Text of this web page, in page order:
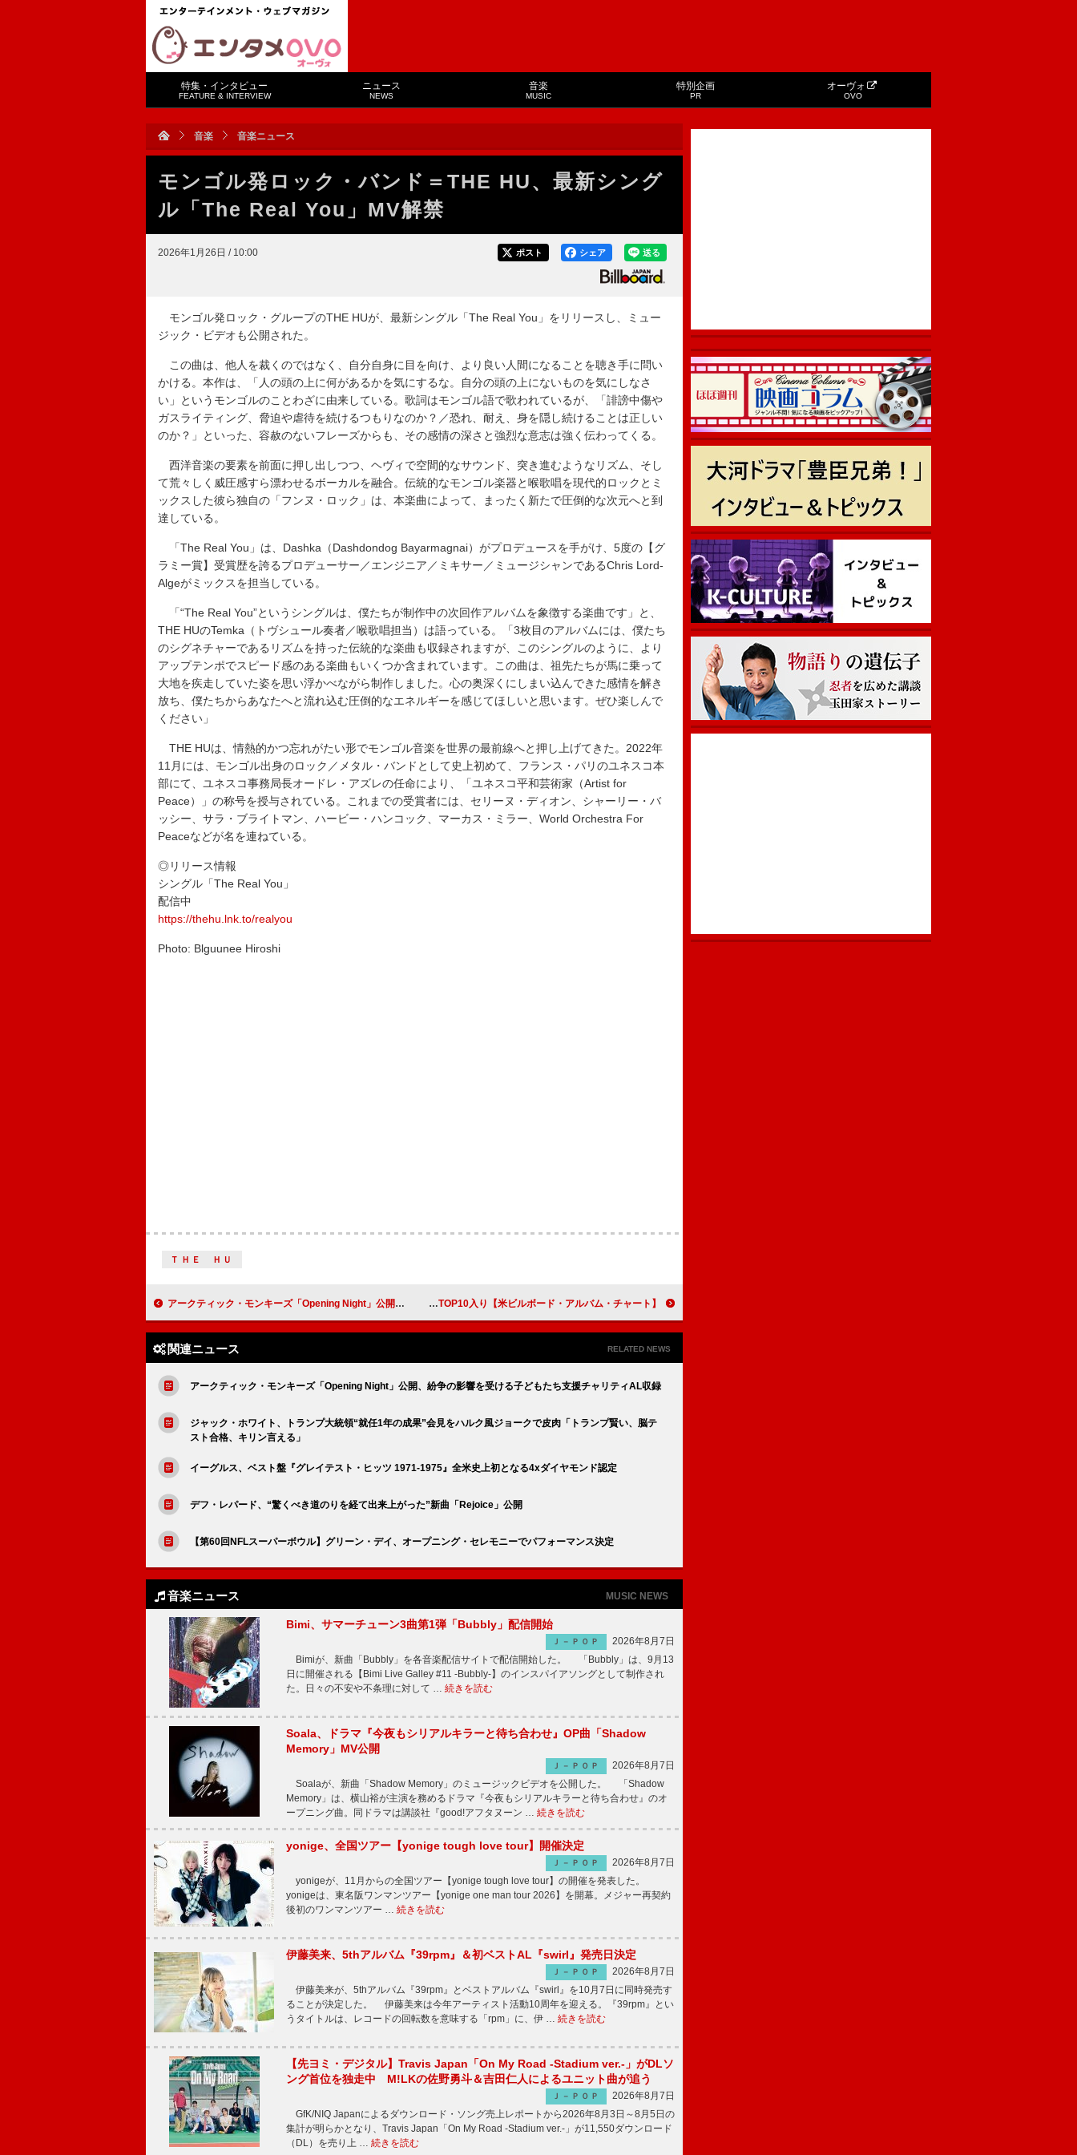
特集・インタビュー
FEATURE & INTERVIEW
ニュース
NEWS
音楽
MUSIC
特別企画
PR
オーヴォ
OVO
音楽 音楽ニュース
モンゴル発ロック・バンド＝THE HU、最新シング
ル「The Real You」MV解禁
2026年1月26日 / 10:00 送る
シェア
ポスト
モンゴル発ロック・グループのTHE HUが、最新シングル「The Real You」をリリースし、ミュー
ジック・ビデオも公開された。
この曲は、他人を裁くのではなく、自分自身に目を向け、より良い人間になることを聴き手に問い
かける。本作は、「人の頭の上に何があるかを気にするな。自分の頭の上にないものを気にしなさ
い」というモンゴルのことわざに由来している。歌詞はモンゴル語で歌われているが、「誹謗中傷や
ガスライティング、脅迫や虐待を続けるつもりなのか？／恐れ、耐え、身を隠し続けることは正しい
のか？」といった、容赦のないフレーズからも、その感情の深さと強烈な意志は強く伝わってくる。
西洋音楽の要素を前面に押し出しつつ、ヘヴィで空間的なサウンド、突き進むようなリズム、そし
て荒々しく威圧感すら漂わせるボーカルを融合。伝統的なモンゴル楽器と喉歌唱を現代的ロックとミ
ックスした彼ら独自の「フンヌ・ロック」は、本楽曲によって、まったく新たで圧倒的な次元へと到
達している。
「The Real You」は、Dashka（Dashdondog Bayarmagnai）がプロデュースを手がけ、5度の【グ
ラミー賞】受賞歴を誇るプロデューサー／エンジニア／ミキサー／ミュージシャンであるChris Lord-
Algeがミックスを担当している。
「“The Real You”というシングルは、僕たちが制作中の次回作アルバムを象徴する楽曲です」と、
THE HUのTemka（トヴシュール奏者／喉歌唱担当）は語っている。「3枚目のアルバムには、僕たち
のシグネチャーであるリズムを持った伝統的な楽曲も収録されますが、このシングルのように、より
アップテンポでスピード感のある楽曲もいくつか含まれています。この曲は、祖先たちが馬に乗って
大地を疾走していた姿を思い浮かべながら制作しました。心の奥深くにしまい込んできた感情を解き
放ち、僕たちからあなたへと流れ込む圧倒的なエネルギーを感じてほしいと思います。ぜひ楽しんで
ください」
THE HUは、情熱的かつ忘れがたい形でモンゴル音楽を世界の最前線へと押し上げてきた。2022年
11月には、モンゴル出身のロック／メタル・バンドとして史上初めて、フランス・パリのユネスコ本
部にて、ユネスコ事務局長オードレ・アズレの任命により、「ユネスコ平和芸術家（Artist for
Peace）」の称号を授与されている。これまでの受賞者には、セリーヌ・ディオン、シャーリー・バ
ッシー、サラ・ブライトマン、ハービー・ハンコック、マーカス・ミラー、World Orchestra For
Peaceなどが名を連ねている。
◎リリース情報
シングル「The Real You」
配信中
https://thehu.lnk.to/realyou
Photo: Blguunee Hiroshi
ＴＨＥ ＨＵ
アークティック・モンキーズ「Opening Night」公開、紛争の影響を受ける子どもたち支援チャリティAL収録 【米ビルボード・アルバム・チャート】エイサップ・ロッキー『ドント・ビー・ダム』首位、ENHYPEN／マディソン・ビアーらTOP10入り
関連ニュース RELATED NEWS
アークティック・モンキーズ「Opening Night」公開、紛争の影響を受ける子どもたち支援チャリティAL収録
ジャック・ホワイト、トランプ大統領“就任1年の成果”会見をハルク風ジョークで皮肉「トランプ賢い、脳テ
スト合格、キリン言える」
イーグルス、ベスト盤『グレイテスト・ヒッツ 1971-1975』全米史上初となる4xダイヤモンド認定
デフ・レパード、“驚くべき道のりを経て出来上がった”新曲「Rejoice」公開
【第60回NFLスーパーボウル】グリーン・デイ、オープニング・セレモニーでパフォーマンス決定
音楽ニュース MUSIC NEWS
Bimi、サマーチューン3曲第1弾「Bubbly」配信開始
Ｊ－ＰＯＰ
2026年8月7日
Bimiが、新曲「Bubbly」を各音楽配信サイトで配信開始した。 「Bubbly」は、9月13
日に開催される【Bimi Live Galley #11 -Bubbly-】のインスパイアソングとして制作され
た。日々の不安や不条理に対して … 続きを読む
Soala、ドラマ『今夜もシリアルキラーと待ち合わせ』OP曲「Shadow
Memory」MV公開
Ｊ－ＰＯＰ
2026年8月7日
Soalaが、新曲「Shadow Memory」のミュージックビデオを公開した。 「Shadow
Memory」は、横山裕が主演を務めるドラマ『今夜もシリアルキラーと待ち合わせ』のオ
ープニング曲。同ドラマは講談社『good!アフタヌーン … 続きを読む
yonige、全国ツアー【yonige tough love tour】開催決定
Ｊ－ＰＯＰ
2026年8月7日
yonigeが、11月からの全国ツアー【yonige tough love tour】の開催を発表した。
yonigeは、東名阪ワンマンツアー【yonige one man tour 2026】を開幕。メジャー再契約
後初のワンマンツアー … 続きを読む
伊藤美来、5thアルバム『39rpm』＆初ベストAL『swirl』発売日決定
Ｊ－ＰＯＰ
2026年8月7日
伊藤美来が、5thアルバム『39rpm』とベストアルバム『swirl』を10月7日に同時発売す
ることが決定した。 伊藤美来は今年アーティスト活動10周年を迎える。『39rpm』とい
うタイトルは、レコードの回転数を意味する「rpm」に、伊 … 続きを読む
【先ヨミ・デジタル】Travis Japan「On My Road -Stadium ver.-」がDLソ
ング首位を独走中 M!LKの佐野勇斗＆吉田仁人によるユニット曲が追う
Ｊ－ＰＯＰ
2026年8月7日
GfK/NIQ Japanによるダウンロード・ソング売上レポートから2026年8月3日～8月5日の
集計が明らかとなり、Travis Japan「On My Road -Stadium ver.-」が11,550ダウンロード
（DL）を売り上 … 続きを読む